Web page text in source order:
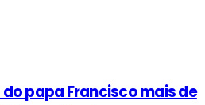
papa Francisco mais de